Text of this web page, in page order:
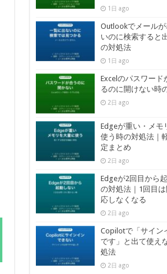
1日 ago
Outlookでメール
いのに検索すると
の対処法
1日 ago
Excelのパスワード
るのに開けない時
2日 ago
Edgeが重い・メモ
使う時の対処法｜
定まとめ
2日 ago
Edgeが2回目から
の対処法｜1回目
応しなくなる
2日 ago
Copilotで「サイン
です」と出て使え
処法
2日 ago